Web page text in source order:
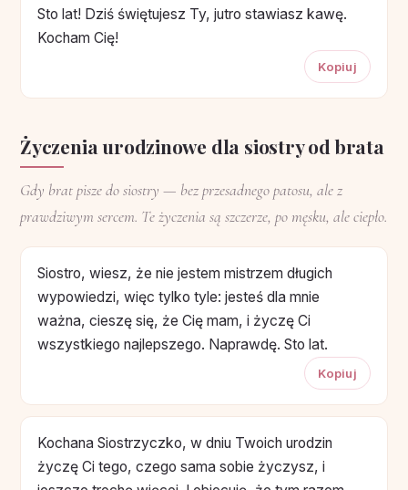
Sto lat! Dziś świętujesz Ty, jutro stawiasz kawę.
Kocham Cię!
Kopiuj
Życzenia urodzinowe dla siostry od brata
Gdy brat pisze do siostry — bez przesadnego patosu, ale z
prawdziwym sercem. Te życzenia są szczerze, po męsku, ale ciepło.
Siostro, wiesz, że nie jestem mistrzem długich
wypowiedzi, więc tylko tyle: jesteś dla mnie
ważna, cieszę się, że Cię mam, i życzę Ci
wszystkiego najlepszego. Naprawdę. Sto lat.
Kopiuj
Kochana Siostrzyczko, w dniu Twoich urodzin
życzę Ci tego, czego sama sobie życzysz, i